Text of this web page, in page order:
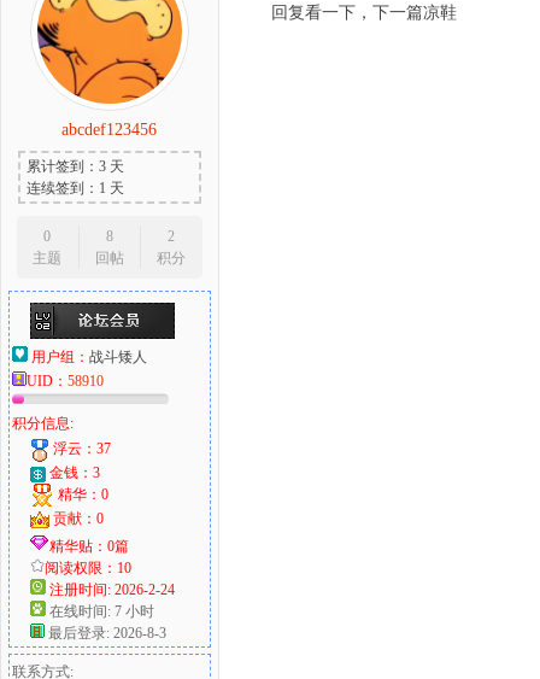
abcdef123456
累计签到：3 天
连续签到：1 天
0
主题
8
回帖
2
积分
用户组： 战斗矮人
UID： 58910
积分信息:
浮云：37
金钱：3
精华：0
贡献：0
精华贴：0篇
阅读权限：10
注册时间: 2026-2-24
在线时间: 7 小时
最后登录: 2026-8-3
联系方式:
回复看一下，下一篇凉鞋